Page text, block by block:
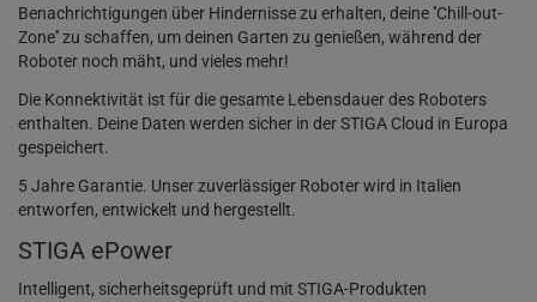
Benachrichtigungen über Hindernisse zu erhalten, deine ''Chill-out-
Zone'' zu schaffen, um deinen Garten zu genießen, während der
Roboter noch mäht, und vieles mehr!
Die Konnektivität ist für die gesamte Lebensdauer des Roboters
enthalten. Deine Daten werden sicher in der STIGA Cloud in Europa
gespeichert.
5 Jahre Garantie. Unser zuverlässiger Roboter wird in Italien
entworfen, entwickelt und hergestellt.
STIGA ePower
Intelligent, sicherheitsgeprüft und mit STIGA-Produkten